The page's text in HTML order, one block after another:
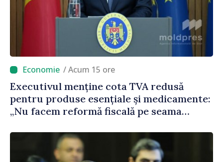
/ Acum 15 ore
Executivul menține cota TVA redusă
pentru produse esențiale și medicamente:
„Nu facem reformă fiscală pe seama